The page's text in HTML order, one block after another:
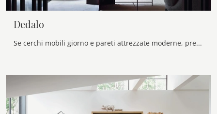
Dedalo
Se cerchi mobili giorno e pareti attrezzate moderne, prediligi il modello Dedalo di Novamobili: clicca e scopri di più!